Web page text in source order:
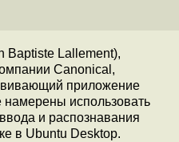
Baptiste Lallement),
Canonical,
приложение
намерены использовать
и распознавания
в Ubuntu Desktop.